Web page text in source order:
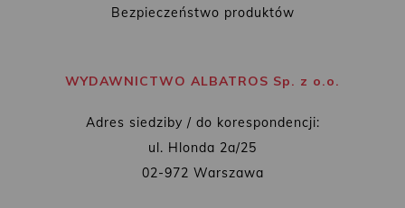
Bezpieczeństwo produktów
WYDAWNICTWO ALBATROS Sp. z o.o.
Adres siedziby / do korespondencji:
ul. Hlonda 2a/25
02-972 Warszawa